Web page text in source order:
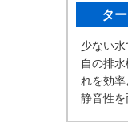
タ
少ない
自の排
れを効率
静音性を